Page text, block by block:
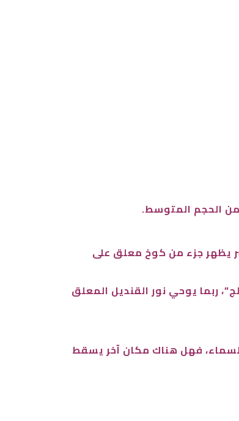
يظهر جزء من كوخ معلق على
ربما يوحي نور القنديل المعلق
فهل هناك مكان آخر يسقط